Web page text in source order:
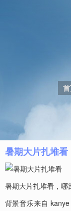
暑期大片扎堆看
暑期大片扎堆看，哪
背景音乐来自